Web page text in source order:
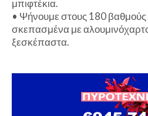
μπιφτέκια.
• Ψήνουμε στους 180 βαθμούς
σκεπασμένα με
ξεσκέπαστα.